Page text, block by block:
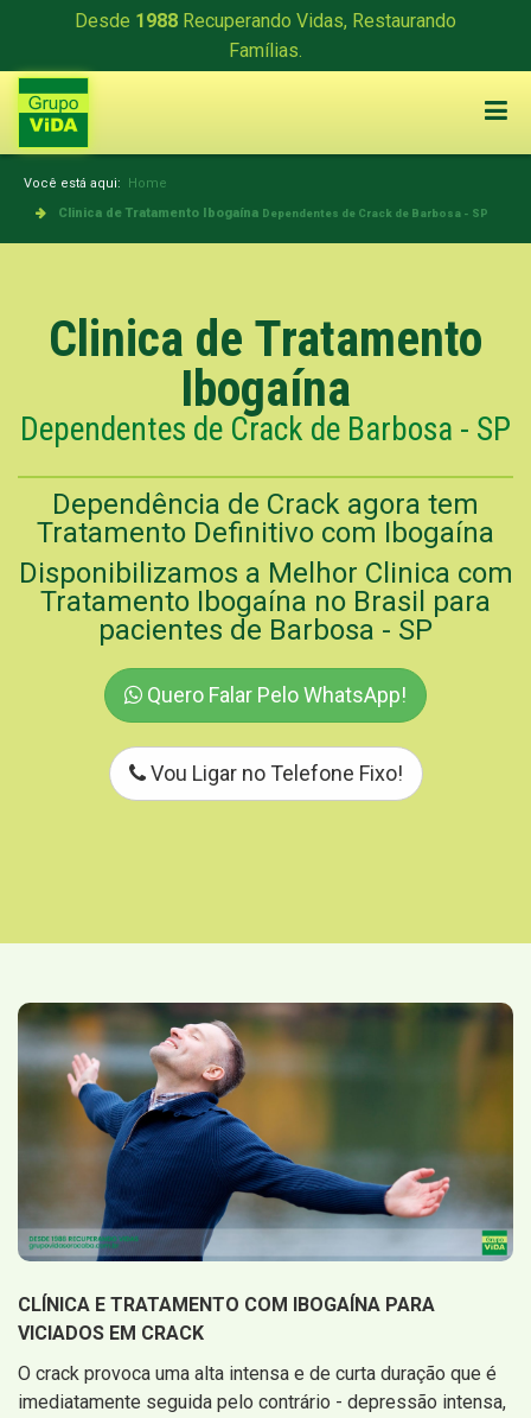
Desde 1988 Recuperando Vidas, Restaurando
Famílias.
Você está aqui: Home
Clinica de Tratamento Ibogaína Dependentes de Crack de Barbosa - SP
Clinica de Tratamento
Ibogaína
Dependentes de Crack de Barbosa - SP
Dependência de Crack agora tem
Tratamento Definitivo com Ibogaína
Disponibilizamos a Melhor Clinica com
Tratamento Ibogaína no Brasil para
pacientes de Barbosa - SP
Quero Falar Pelo WhatsApp!
Vou Ligar no Telefone Fixo!
CLÍNICA E TRATAMENTO COM IBOGAÍNA PARA
VICIADOS EM CRACK
O crack provoca uma alta intensa e de curta duração que é
imediatamente seguida pelo contrário - depressão intensa,